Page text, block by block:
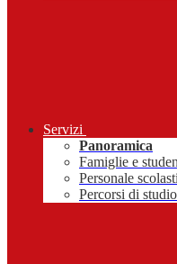
Servizi
Panoramica
Famiglie e
Personale
Percorsi di studio